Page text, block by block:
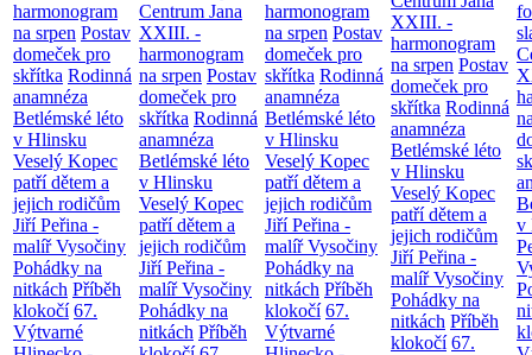
harmonogram
na srpen Postav
domeček pro
skřítka Rodinná
anamnéza
Betlémské léto
v Hlinsku
Veselý Kopec
patří dětem a
jejich rodičům
Jiří Peřina -
malíř Vysočiny
Pohádky na
nitkách Příběh
klokočí 67.
Výtvarné
Centrum Jana
XXIII. -
harmonogram
na srpen Postav
domeček pro
skřítka Rodinná
anamnéza
Betlémské léto
v Hlinsku
Veselý Kopec
patří dětem a
jejich rodičům
Jiří Peřina -
malíř Vysočiny
Pohádky na
nitkách Příběh
harmonogram
na srpen Postav
domeček pro
skřítka Rodinná
anamnéza
Betlémské léto
v Hlinsku
Veselý Kopec
patří dětem a
jejich rodičům
Jiří Peřina -
malíř Vysočiny
Pohádky na
nitkách Příběh
klokočí 67.
Výtvarné
XXIII. -
harmonogram
na srpen Postav
domeček pro
skřítka Rodinná
anamnéza
Betlémské léto
v Hlinsku
Veselý Kopec
patří dětem a
jejich rodičům
Jiří Peřina -
malíř Vysočiny
Pohádky na
nitkách Příběh
klokočí 67.
v